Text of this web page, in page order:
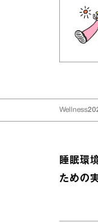
Wellness
睡眠環
ための